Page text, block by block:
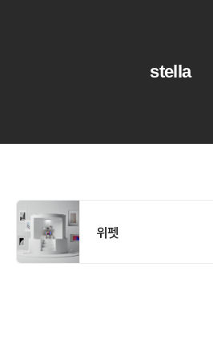
stella
위펫